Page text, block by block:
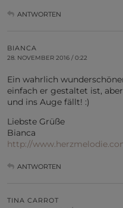
ANTWORTEN
BIANCA
28. NOVEMBER 2016 / 0:22
Ein wahrlich
einfach er gestaltet ist,
und ins Auge fällt! :)
Liebste Grüße
Bianca
http://
ANTWORTEN
TINA CARROT